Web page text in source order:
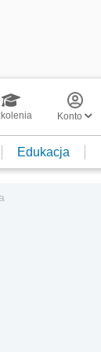
Konto
Edukacja